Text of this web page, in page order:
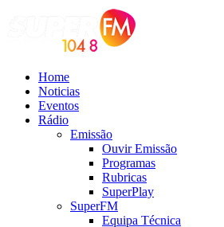
Home
Noticias
Eventos
Rádio
Emissão
Ouvir Emissão
Programas
Rubricas
SuperPlay
SuperFM
Equipa Técnica